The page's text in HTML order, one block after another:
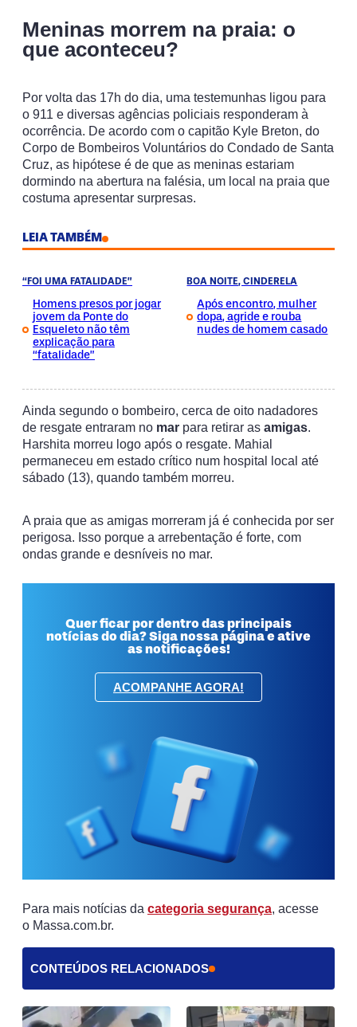
Meninas morrem na praia: o
que aconteceu?
Por volta das 17h do dia, uma testemunhas ligou para
o 911 e diversas agências policiais responderam à
ocorrência. De acordo com o capitão Kyle Breton, do
Corpo de Bombeiros Voluntários do Condado de Santa
Cruz, as hipótese é de que as meninas estariam
dormindo na abertura na falésia, um local na praia que
costuma apresentar surpresas.
LEIA TAMBÉM
“FOI UMA FATALIDADE”
Homens presos por jogar
jovem da Ponte do
Esqueleto não têm
explicação para
“fatalidade”
BOA NOITE, CINDERELA
Após encontro, mulher
dopa, agride e rouba
nudes de homem casado
Ainda segundo o bombeiro, cerca de oito nadadores
de resgate entraram no mar para retirar as amigas.
Harshita morreu logo após o resgate. Mahial
permaneceu em estado crítico num hospital local até
sábado (13), quando também morreu.
A praia que as amigas morreram já é conhecida por ser
perigosa. Isso porque a arrebentação é forte, com
ondas grande e desníveis no mar.
Quer ficar por dentro das principais
notícias do dia? Siga nossa página e ative
as notificações!
ACOMPANHE AGORA!
Para mais notícias da categoria segurança, acesse
o Massa.com.br.
CONTEÚDOS RELACIONADOS